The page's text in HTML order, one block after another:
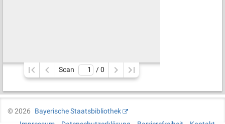
Scan / 0
©2026
Bayerische Staatsbibliothek